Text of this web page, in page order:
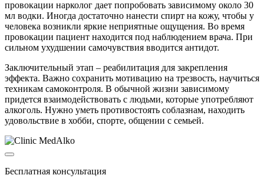
провокации нарколог дает попробовать зависимому около 30
мл водки. Иногда достаточно нанести спирт на кожу, чтобы у
человека возникли яркие неприятные ощущения. Во время
провокации пациент находится под наблюдением врача. При
сильном ухудшении самочувствия вводится антидот.
Заключительный этап – реабилитация для закрепления
эффекта. Важно сохранить мотивацию на трезвость, научиться
техникам самоконтроля. В обычной жизни зависимому
придется взаимодействовать с людьми, которые употребляют
алкоголь. Нужно уметь противостоять соблазнам, находить
удовольствие в хобби, спорте, общении с семьей.
Бесплатная консультация